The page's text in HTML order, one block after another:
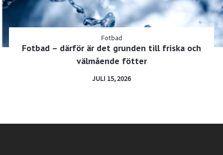
Fotbad
Fotbad – därför är det grunden till friska och
välmående fötter
JULI 15, 2026